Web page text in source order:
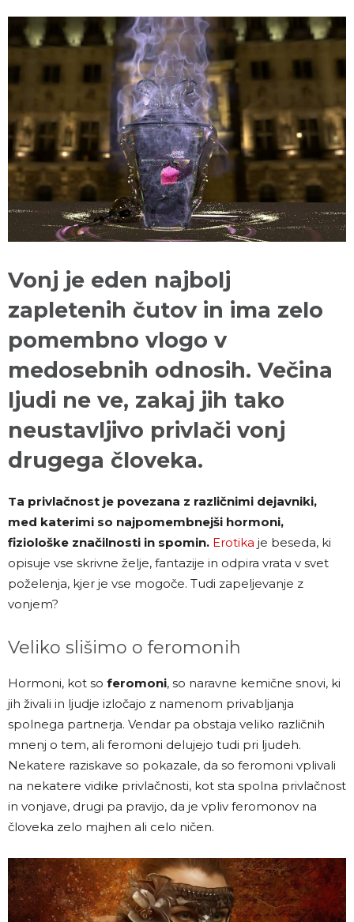
Vonj je eden najbolj
zapletenih čutov in ima zelo
pomembno vlogo v
medosebnih odnosih. Večina
ljudi ne ve, zakaj jih tako
neustavljivo privlači vonj
drugega človeka.
Ta privlačnost je povezana z različnimi dejavniki,
med katerimi so najpomembnejši hormoni,
fiziološke značilnosti in spomin. Erotika je beseda, ki
opisuje vse skrivne želje, fantazije in odpira vrata v svet
poželenja, kjer je vse mogoče. Tudi zapeljevanje z
vonjem?
Veliko slišimo o feromonih
Hormoni, kot so feromoni, so naravne kemične snovi, ki
jih živali in ljudje izločajo z namenom privabljanja
spolnega partnerja. Vendar pa obstaja veliko različnih
mnenj o tem, ali feromoni delujejo tudi pri ljudeh.
Nekatere raziskave so pokazale, da so feromoni vplivali
na nekatere vidike privlačnosti, kot sta spolna privlačnost
in vonjave, drugi pa pravijo, da je vpliv feromonov na
človeka zelo majhen ali celo ničen.